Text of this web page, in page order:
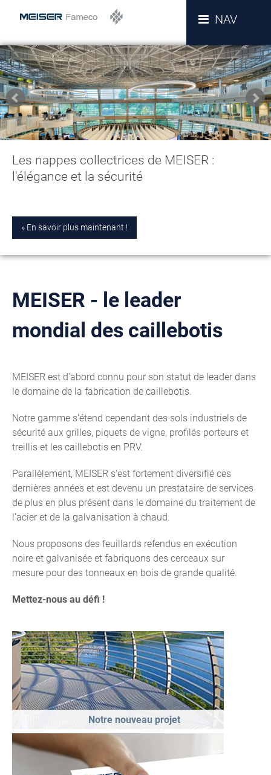
Les nappes collectrices de MEISER :
l'élégance et la sécurité
En savoir plus maintenant !
NAV
MEISER - le leader
mondial des caillebotis
MEISER est d'abord connu pour son statut de leader dans
le domaine de la fabrication de caillebotis.
Notre gamme s'étend cependant des sols industriels de
sécurité aux grilles, piquets de vigne, profilés porteurs et
treillis et les caillebotis en PRV.
Parallèlement, MEISER s'est fortement diversifié ces
dernières années et est devenu un prestataire de services
de plus en plus présent dans le domaine du traitement de
l'acier et de la galvanisation à chaud.
Nous proposons des feuillards refendus en exécution
noire et galvanisée et fabriquons des cerceaux sur
mesure pour des tonneaux en bois de grande qualité.
Mettez-nous au défi !
Notre nouveau projet